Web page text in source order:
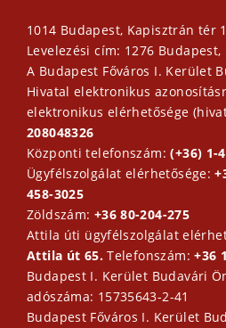
1014 Budapest, Kapisztrán tér
Levelezési cím: 1276 Budapest,
A Budapest Főváros I. Kerület
Hivatal elektronikus
elektronikus elérhetősége
208048326
Központi telefonszám:(+36) 1-
Ügyfélszolgálat elérhetősége:
458-3025
Zöldszám: +36 80-204-275
Attila úti ügyfélszolgálat
Attila út 65.Telefonszám:+36
Budapest I. Kerület Budavári
adószáma: 15735643-2-41
Budapest Főváros I. Kerület